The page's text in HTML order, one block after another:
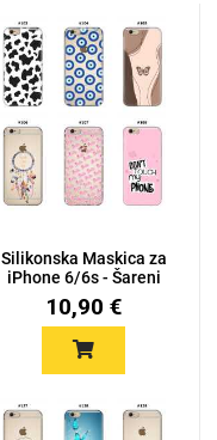
Silikonska Maskica za
iPhone 6/6s - Šareni
mot...
10,90 €